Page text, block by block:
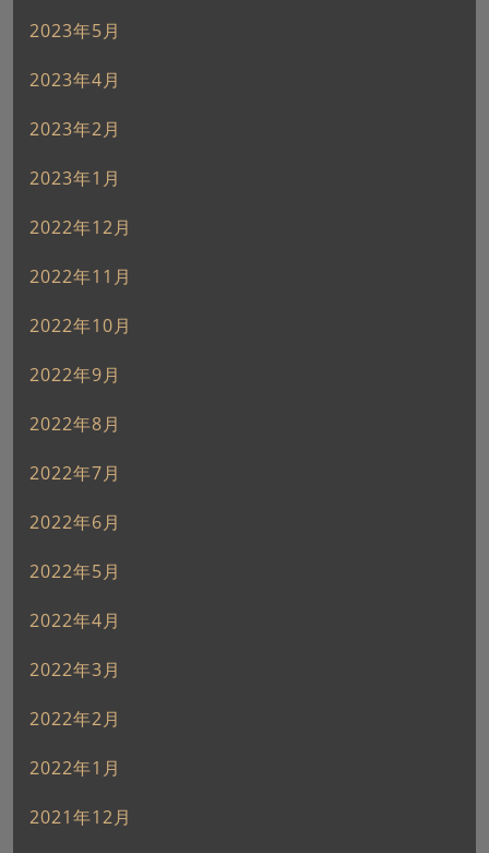
2023年5月
2023年4月
2023年2月
2023年1月
2022年12月
2022年11月
2022年10月
2022年9月
2022年8月
2022年7月
2022年6月
2022年5月
2022年4月
2022年3月
2022年2月
2022年1月
2021年12月